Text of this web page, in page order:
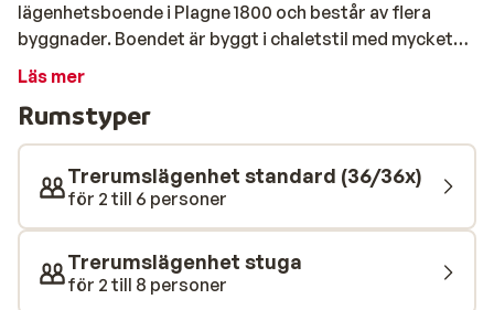
lägenhetsboende i Plagne 1800 och består av flera
byggnader. Boendet är byggt i chaletstil med mycket
atmosfär. De rymliga lägenheterna för upp till 8
balkong eller terass. Här bor du i La Planges centrum
och Bara några steg bort ligger pisten. På Les Chalets
d'Edelweis finns även en uppvärmd inomhuspool.
Läs mer
Rumstyper
Trerumslägenhet standard (36/36x)
för 2 till 6 personer
Trerumslägenhet stuga
för 2 till 8 personer